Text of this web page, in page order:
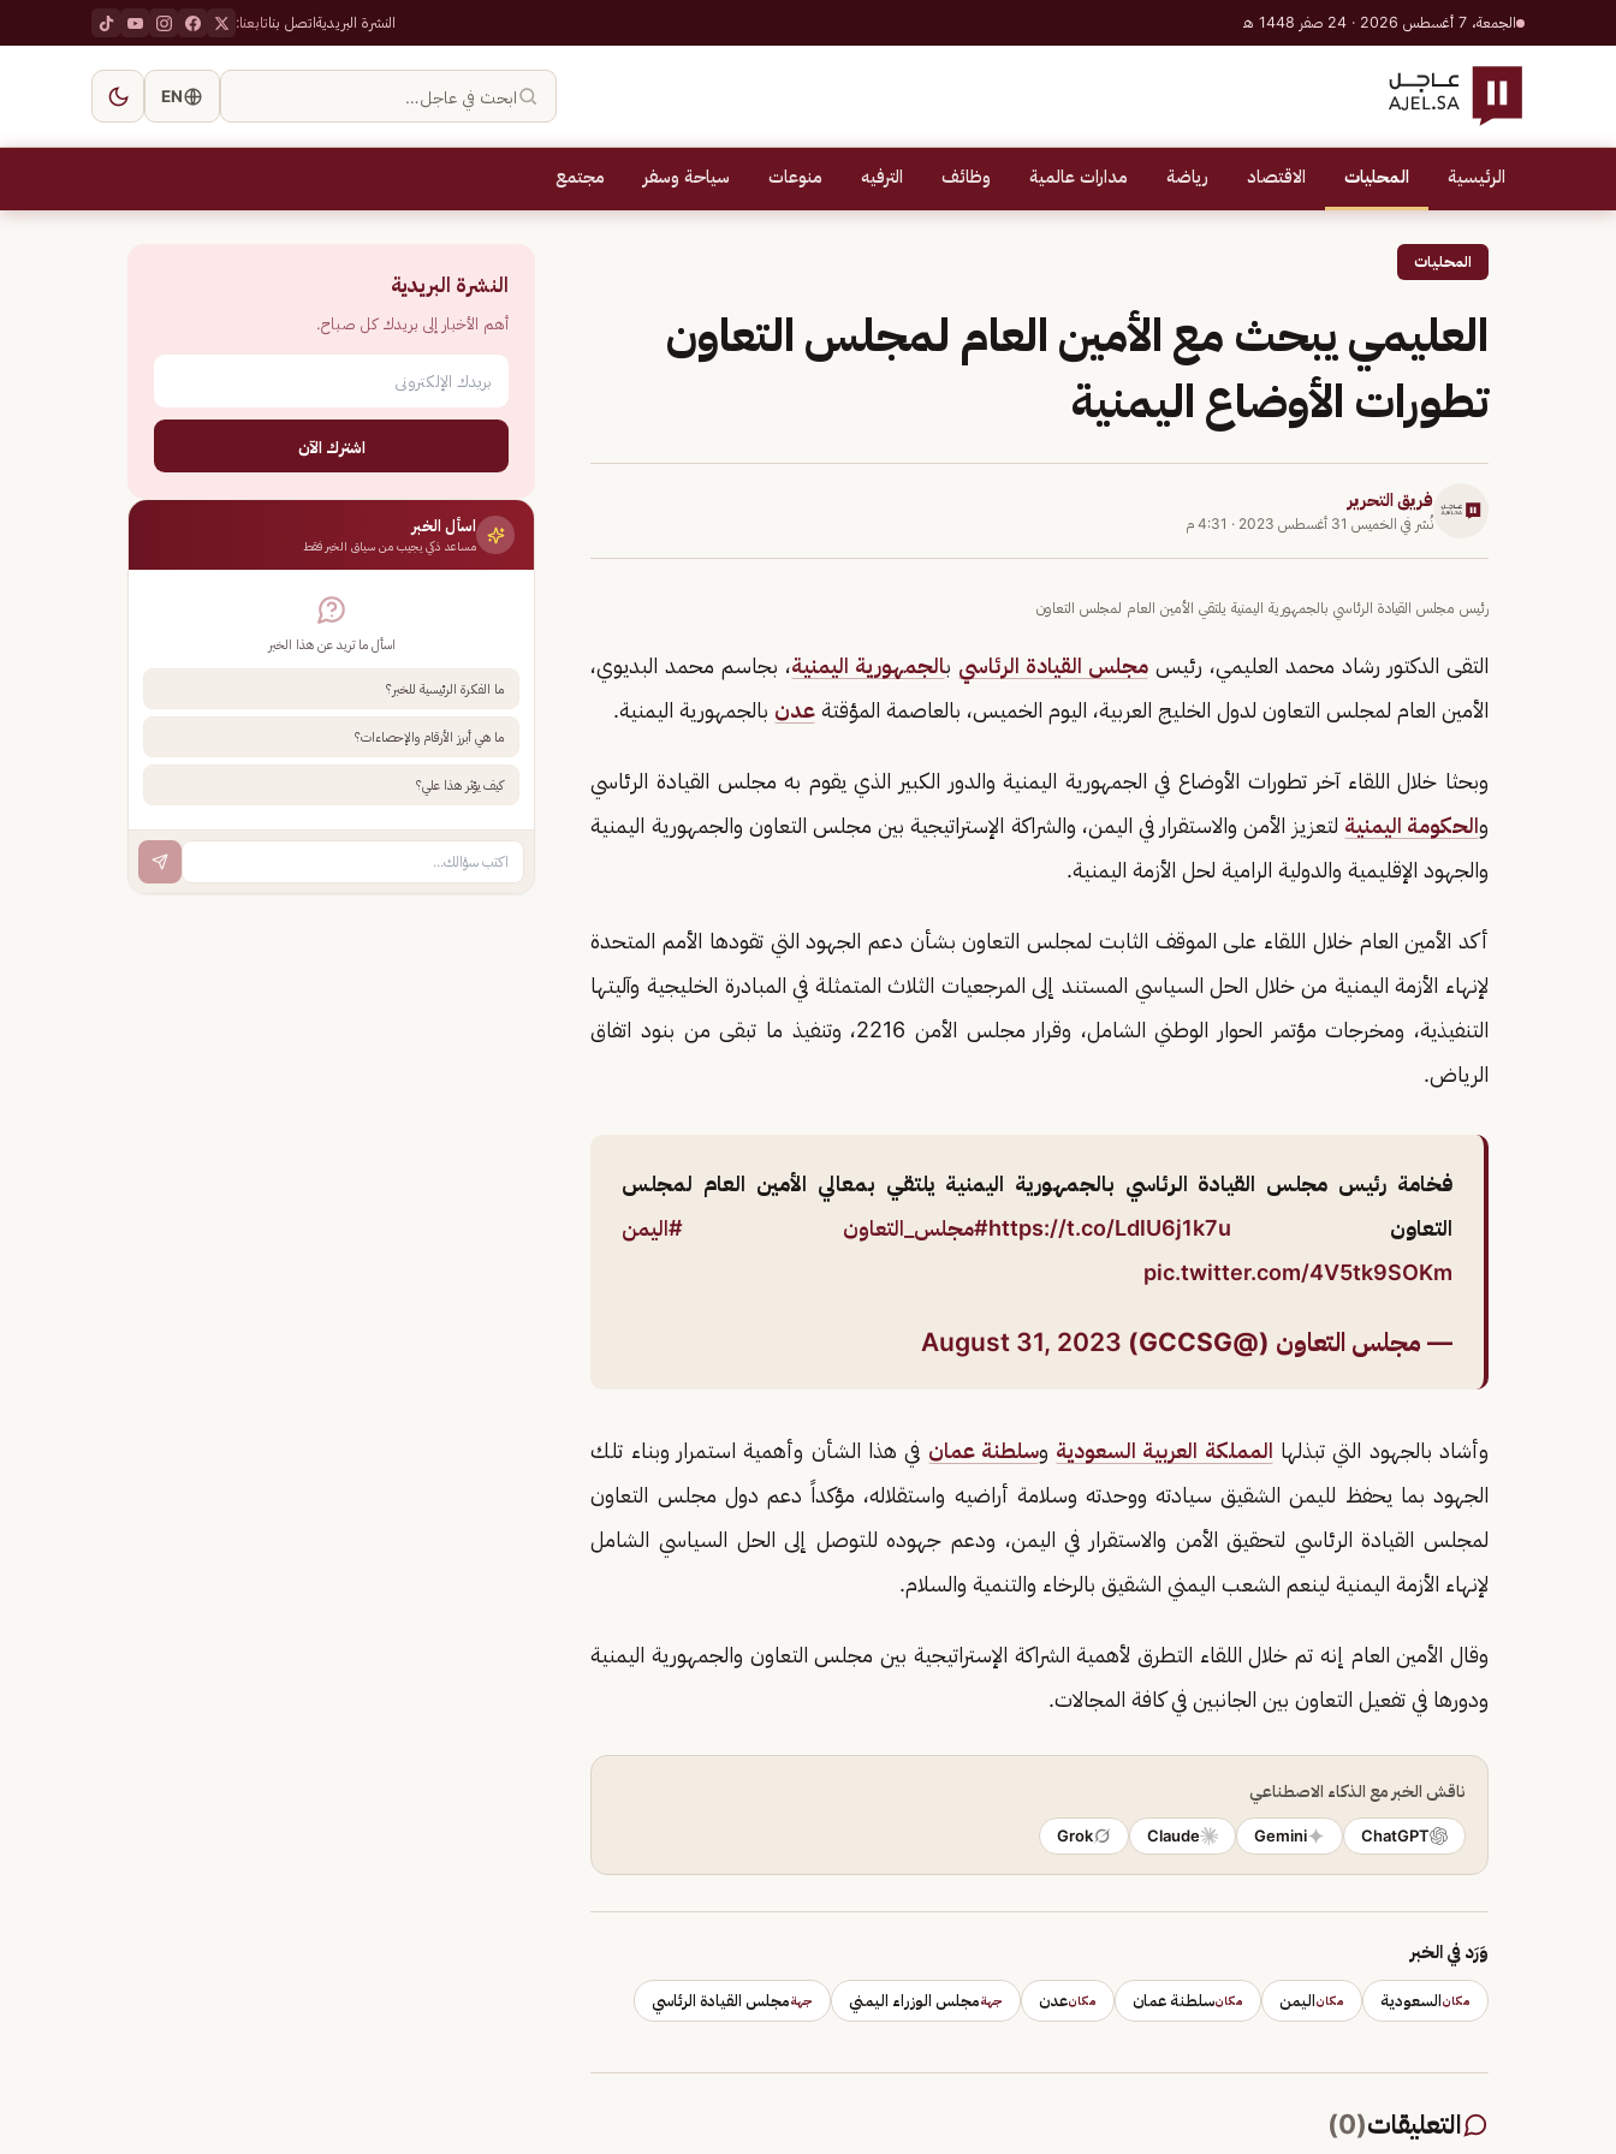
الجمعة، 7 أغسطس 2026 · 24 صفر 1448 هـ النشرة البريديةاتصل بناتابعنا:
ابحث في عاجل… EN
الرئيسية المحليات الاقتصاد رياضة مدارات عالمية وظائف الترفيه منوعات سياحة وسفر مجتمع
المحليات
العليمي يبحث مع الأمين العام لمجلس التعاون
تطورات الأوضاع اليمنية
فريق التحرير
نُشر في الخميس 31 أغسطس 2023 · 4:31 م
رئيس مجلس القيادة الرئاسي بالجمهورية اليمنية يلتقي الأمين العام لمجلس التعاون
التقى الدكتور رشاد محمد العليمي، رئيس مجلس القيادة الرئاسي بالجمهورية اليمنية، بجاسم محمد البديوي،
الأمين العام لمجلس التعاون لدول الخليج العربية، اليوم الخميس، بالعاصمة المؤقتة عدن بالجمهورية اليمنية.
وبحثا خلال اللقاء آخر تطورات الأوضاع في الجمهورية اليمنية والدور الكبير الذي يقوم به مجلس القيادة الرئاسي
والحكومة اليمنية لتعزيز الأمن والاستقرار في اليمن، والشراكة الإستراتيجية بين مجلس التعاون والجمهورية اليمنية
والجهود الإقليمية والدولية الرامية لحل الأزمة اليمنية.
أكد الأمين العام خلال اللقاء على الموقف الثابت لمجلس التعاون بشأن دعم الجهود التي تقودها الأمم المتحدة
لإنهاء الأزمة اليمنية من خلال الحل السياسي المستند إلى المرجعيات الثلاث المتمثلة في المبادرة الخليجية وآليتها
التنفيذية، ومخرجات مؤتمر الحوار الوطني الشامل، وقرار مجلس الأمن 2216، وتنفيذ ما تبقى من بنود اتفاق
الرياض.
فخامة رئيس مجلس القيادة الرئاسي بالجمهورية اليمنية يلتقي بمعالي الأمين العام لمجلس
التعاون https://t.co/LdlU6j1k7u#مجلس_التعاون
#اليمن
pic.twitter.com/4V5tk9SOKm
— مجلس التعاون (@GCCSG) August 31, 2023
وأشاد بالجهود التي تبذلها المملكة العربية السعودية وسلطنة عمان في هذا الشأن وأهمية استمرار وبناء تلك
الجهود بما يحفظ لليمن الشقيق سيادته ووحدته وسلامة أراضيه واستقلاله، مؤكداً دعم دول مجلس التعاون
لمجلس القيادة الرئاسي لتحقيق الأمن والاستقرار في اليمن، ودعم جهوده للتوصل إلى الحل السياسي الشامل
لإنهاء الأزمة اليمنية لينعم الشعب اليمني الشقيق بالرخاء والتنمية والسلام.
وقال الأمين العام إنه تم خلال اللقاء التطرق لأهمية الشراكة الإستراتيجية بين مجلس التعاون والجمهورية اليمنية
ودورها في تفعيل التعاون بين الجانبين في كافة المجالات.
ناقش الخبر مع الذكاء الاصطناعي
ChatGPT
Gemini
Claude
Grok
وَرَد في الخبر
مكانالسعودية مكاناليمن مكانسلطنة عمان مكانعدن جهةمجلس الوزراء اليمني جهةمجلس القيادة الرئاسي
التعليقات(
0
)
النشرة البريدية
أهم الأخبار إلى بريدك كل صباح.
اشترك الآن
اسأل الخبر
مساعد ذكي يجيب من سياق الخبر فقط
اسأل ما تريد عن هذا الخبر
ما الفكرة الرئيسية للخبر؟
ما هي أبرز الأرقام والإحصاءات؟
كيف يؤثر هذا علي؟